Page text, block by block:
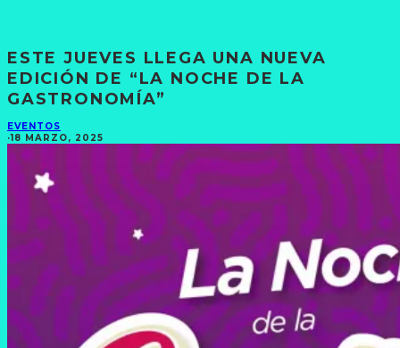
ESTE JUEVES LLEGA UNA NUEVA
EDICIÓN DE “LA NOCHE DE LA
GASTRONOMÍA”
EVENTOS
·18 MARZO, 2025